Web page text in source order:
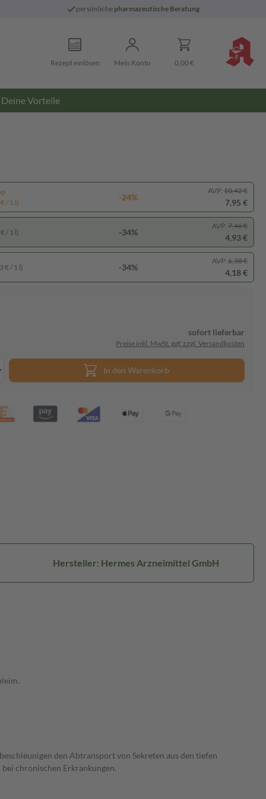
persönliche pharmazeutische Beratung
Rezept einlösen Mein Konto 0,00 €
Deine Vorteile
/ 1 l)
-24%
AVP: 10,42 €
7,95 €
/ 1 l) -34%
AVP: 7,46 €
4,93 €
€ / 1 l) -34%
AVP: 6,38 €
4,18 €
sofort lieferbar
Preise inkl. MwSt. ggf. zzgl. Versandkosten
In den Warenkorb
Hersteller: Hermes Arzneimittel GmbH
den Abtransport von Sekreten aus den tiefen
chronischen Erkrankungen.